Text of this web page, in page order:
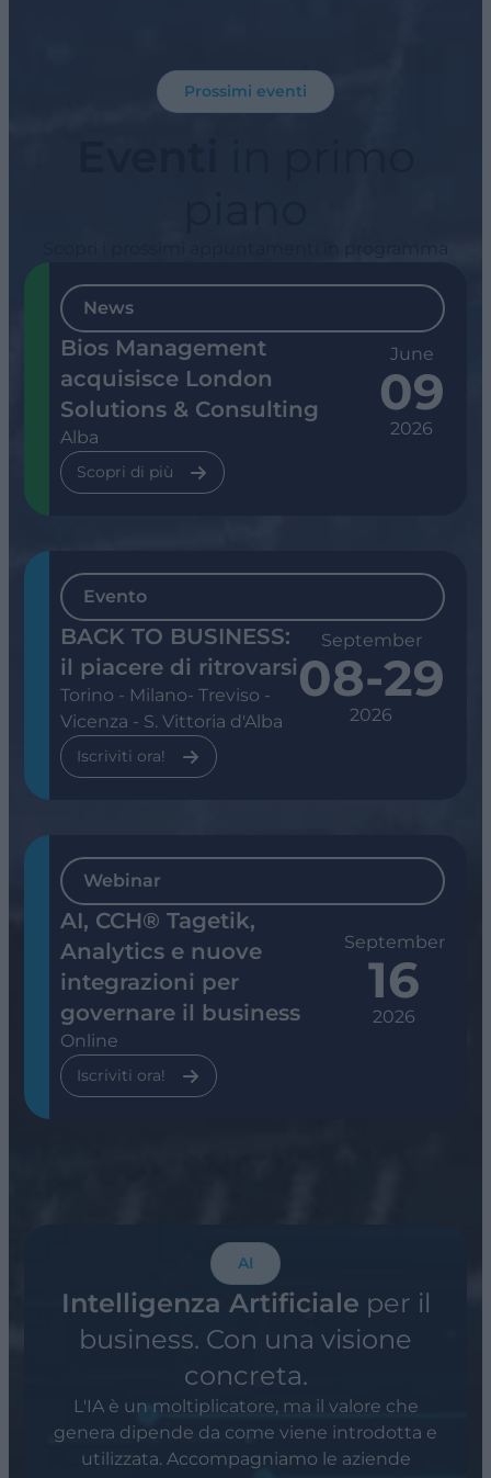
Prossimi eventi
News
Bios Management
acquisisce London
Solutions & Consulting
Alba
June
09
2026
Scopri di più
Evento
BACK TO BUSINESS:
il piacere di ritrovarsi
Torino - Milano- Treviso -
Vicenza - S. Vittoria d'Alba
September
08-29
2026
Iscriviti ora!
Webinar
AI, CCH® Tagetik,
Analytics e nuove
integrazioni per
governare il business
Online
September
16
2026
Iscriviti ora!
AI
Intelligenza Artificiale per il
business. Con una visione
concreta.
L'IA è un moltiplicatore, ma il valore che
genera dipende da come viene introdotta e
utilizzata. Accompagniamo le aziende